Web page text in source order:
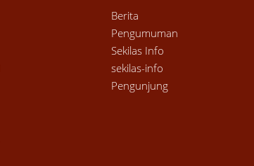
Berita
Pengumuman
Sekilas Info
sekilas-info
Pengunjung